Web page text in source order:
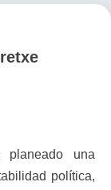
una
política,